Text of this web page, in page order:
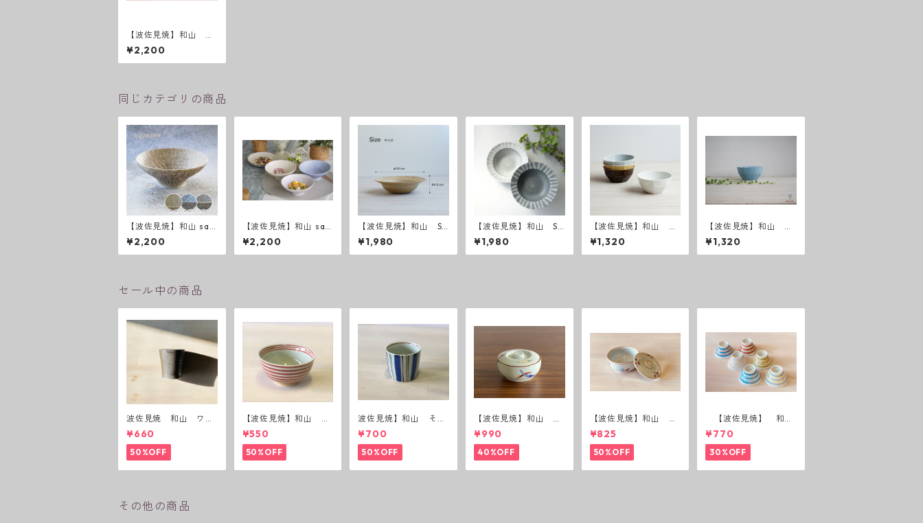
【波佐見焼】和山 手
付き小鉢 色帯・色絵
小花セット
¥2,200
同じカテゴリの商品
【波佐見焼】和山 saz
anami 新色 平碗
¥2,200
【波佐見焼】和山 saz
anami 平碗
¥2,200
【波佐見焼】和山 Sh
abby chic style ボウ
ル中
¥1,980
【波佐見焼】和山 Sh
abby chic style ボウ
ルM ( ダークグレー
／ ライトグレー ）
¥1,980
【波佐見焼】和山 ベ
ベルボウル M
¥1,320
【波佐見焼】和山 ベ
ベルボウル（Ｍ）スカ
イ
¥1,320
セール中の商品
波佐見焼 和山 ワビ
カップ 黒錆 3種(アウ
トレット）
¥660
50%OFF
【波佐見焼】和山 ボ
ーダー茶碗 赤
¥550
50%OFF
波佐見焼】和山 そば
猪口（十草）
¥700
50%OFF
【波佐見焼】和山 蓋
付丸鉢(唐辛子)
¥990
40%OFF
【波佐見焼】和山 蓋
付丸鉢(花絵)
¥825
50%OFF
【波佐見焼】 和
山 広東碗 二色ボー
ダー 全6パターン
¥770
30%OFF
その他の商品